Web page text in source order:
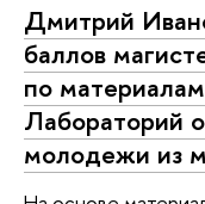
Дмитрий
баллов
по
Лабораторий
молодежи из